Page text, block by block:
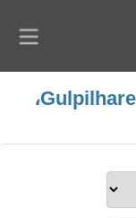
التعارف عبر الإنترنت مجانا Gulpilhares،